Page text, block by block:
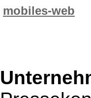
mobiles-web